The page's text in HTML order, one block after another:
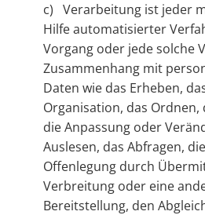
c) Verarbeitung ist jeder
Hilfe automatisierter
Vorgang oder jede solche
Zusammenhang mit
Daten wie das Erheben,
Organisation, das Ordnen,
die Anpassung oder
Auslesen, das Abfragen,
Offenlegung durch
Verbreitung oder eine
Bereitstellung, den